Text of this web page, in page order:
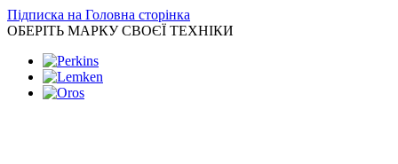
Підписка на Головна сторінка
ОБЕРІТЬ МАРКУ СВОЄЇ ТЕХНІКИ